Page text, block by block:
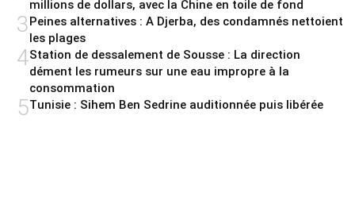
millions de dollars, avec la Chine en toile de fond
3Peines alternatives : A Djerba, des condamnés nettoient
les plages
4Station de dessalement de Sousse : La direction
dément les rumeurs sur une eau impropre à la
consommation
5Tunisie : Sihem Ben Sedrine auditionnée puis libérée